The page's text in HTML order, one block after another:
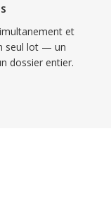
et
seul lot — un
dossier entier.